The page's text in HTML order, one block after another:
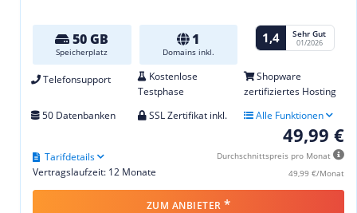
50 GB
Speicherplatz
1
Domains inkl.
1,4 Sehr Gut
01/2026
Telefonsupport
Kostenlose
Testphase
Shopware
zertifiziertes Hosting
50 Datenbanken
SSL Zertifikat inkl. Alle Funktionen
49,99 €
Durchschnittspreis pro Monat
49,99 €/Monat
Vertragslaufzeit: 12 Monate
Tarifdetails
ZUM ANBIETER *